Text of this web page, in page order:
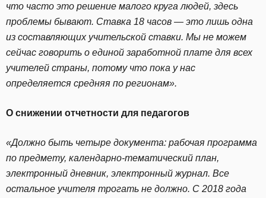
что часто это решение малого круга людей, здесь
проблемы бывают. Ставка 18 часов — это лишь одна
из составляющих учительской ставки. Мы не можем
сейчас говорить о единой заработной плате для всех
учителей страны, потому что пока у нас
определяется средняя по регионам».
О снижении отчетности для педагогов
«Должно быть четыре документа: рабочая программа
по предмету, календарно-тематический план,
электронный дневник, электронный журнал. Все
остальное учителя трогать не должно. С 2018 года